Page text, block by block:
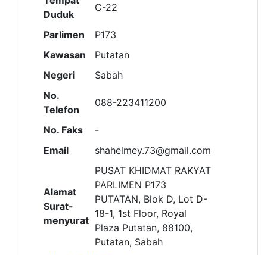
Duduk
C-22
Parlimen
P173
Kawasan
Putatan
Negeri
Sabah
No.
Telefon
088-223411200
No. Faks
-
Email
shahelmey.73@gmail.com
Alamat
Surat-
menyurat
PUSAT KHIDMAT RAKYAT
PARLIMEN P173
PUTATAN, Blok D, Lot D-
18-1, 1st Floor, Royal
Plaza Putatan, 88100,
Putatan, Sabah